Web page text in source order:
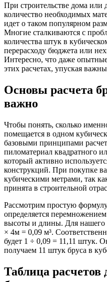
При строительстве дома или
количество необходимых
идет о таком популярном
Многие сталкиваются с
количества штук в
перерасходу бюджета или
Интересно, что даже
этих расчетах, упуская
Основы расчета
важно
Чтобы понять, сколько
помещается в одном
базовыми принципами
пиломатериал квадратного
который активно
конструкций. При покупке
кубическими метрами, так
принята в строительной
Рассмотрим простую
определяется
высоты и длины. Для нашего
× 4м = 0,09 м³.
будет 1 ÷ 0,09 = 11,11 штук.
получаем 11 штук бруса в
Таблица расчетов